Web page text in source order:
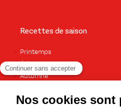
Recettes de saison
Printemps
Été
Automne